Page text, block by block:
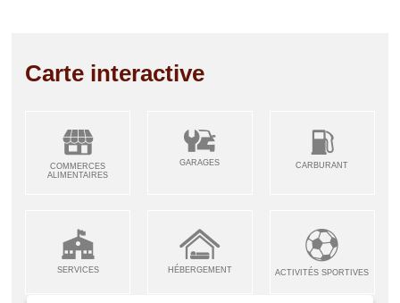
Carte interactive
COMMERCES
ALIMENTAIRES
GARAGES CARBURANT
SERVICES HÉBERGEMENT ACTIVITÉS SPORTIVES